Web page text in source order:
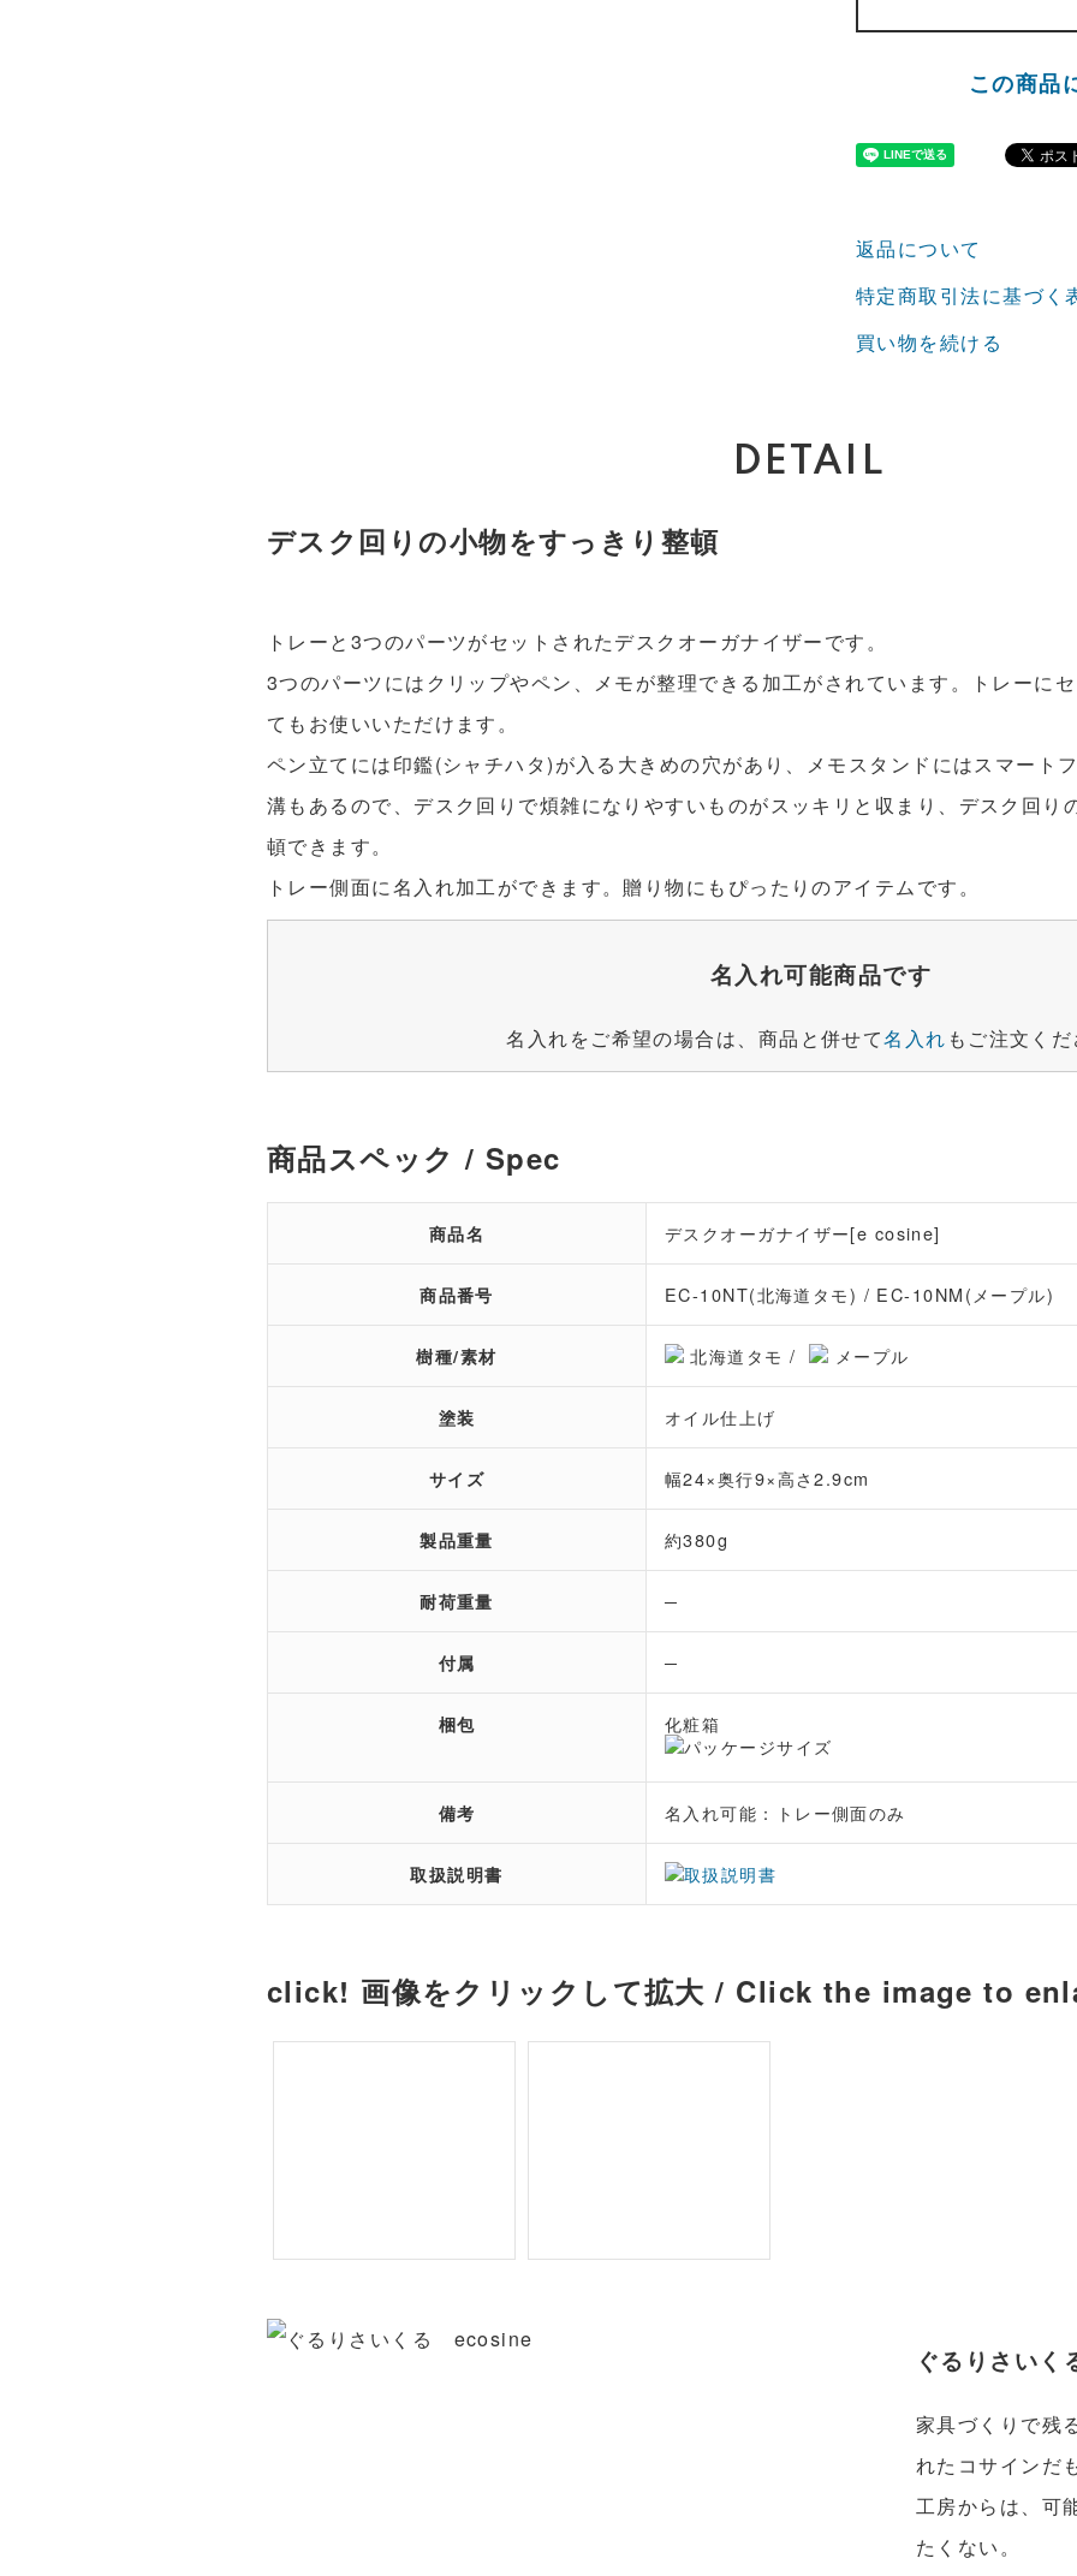
この商品
返品について
特定商取引法に基づく
買い物を続ける
DETAIL
デスク回りの小物をすっきり整頓
トレーと3つのパーツがセットされたデスクオーガナイザーです。
3つのパーツにはクリップやペン、メモが整理できる加工がされています。トレーに
てもお使いいただけます。
ペン立てには印鑑(シャチハタ)が入る大きめの穴があり、メモスタンドにはスマート
溝もあるので、デスク回りで煩雑になりやすいものがスッキリと収まり、デスク回り
頓できます。
トレー側面に名入れ加工ができます。贈り物にもぴったりのアイテムです。
名入れ可能商品です
名入れをご希望の場合は、商品と併せて名入れ もご注文く
商品スペック / Spec
商品名 デスクオーガナイザー[e cosine]
商品番号 EC-10NT(北海道タモ) / EC-10NM(メープル)
樹種/素材 北海道タモ / メープル
塗装 オイル仕上げ
サイズ 幅24×奥行9×高さ2.9cm
製品重量 約380g
耐荷重量 ─
付属 ─
梱包 化粧箱
備考 名入れ可能：トレー側面のみ
取扱説明書
click! 画像をクリックして拡大 / Click the image to
ぐるりさい
家具づくりで残
れたコサインだ
工房からは、可
たくない。